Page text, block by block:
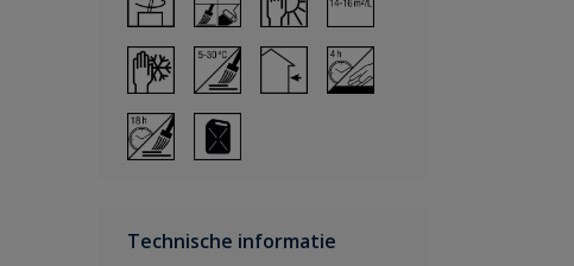
Technische informatie